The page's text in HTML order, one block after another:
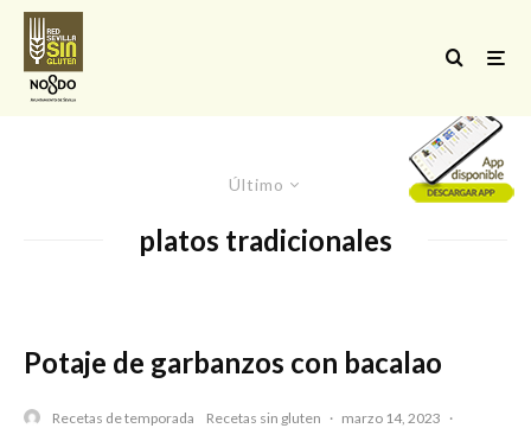
Último
platos tradicionales
Potaje de garbanzos con bacalao
Recetas de temporada Recetas sin gluten · marzo 14, 2023 ·